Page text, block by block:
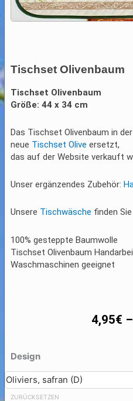
Tischset Olivenbaum
Tischset Olivenbaum
Größe: 44 x 34 cm
Das Tischset Olivenbaum in
neue Tischset Olive ersetzt,
das auf der Website verkauft
Unser ergänzendes Zubehör:
Unsere Tischwäsche finden
100% gesteppte Baumwolle
Tischset Olivenbaum
Waschmaschinen geeignet
4,95€ –
Design
ZURÜCKSETZEN
Tischset
Menge